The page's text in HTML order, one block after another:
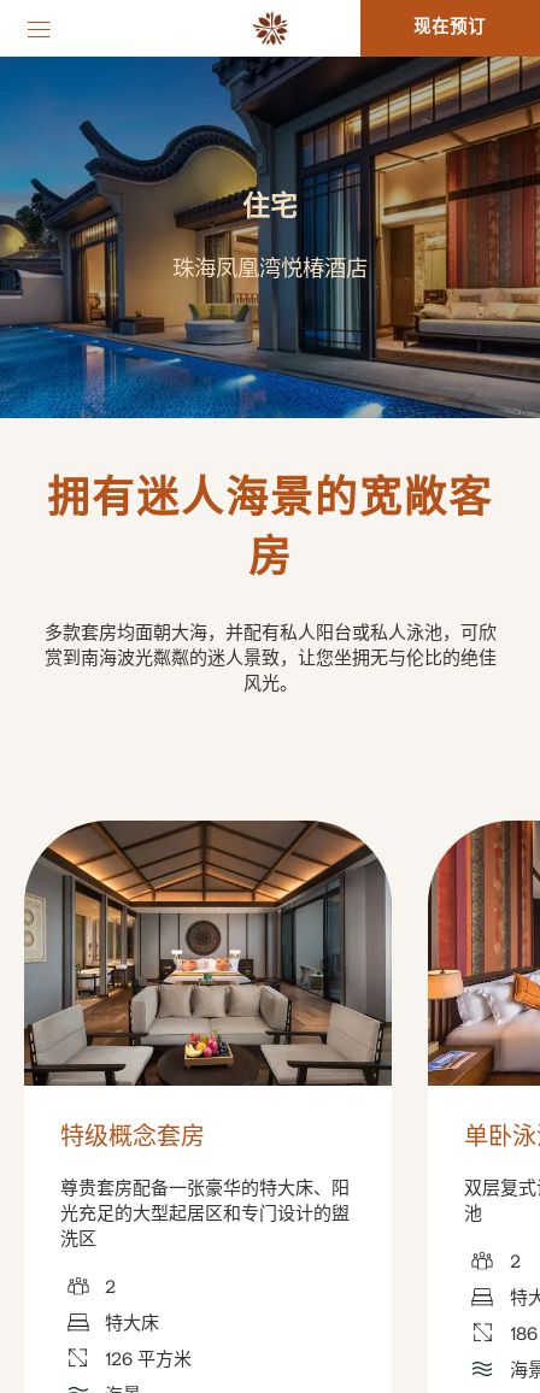
现在预订
住宅
珠海凤凰湾悦椿酒店
拥有迷人海景的宽敞客
房
多款套房均面朝大海，并配有私人阳台或私人泳池，可欣
赏到南海波光粼粼的迷人景致，让您坐拥无与伦比的绝佳
风光。
特级概念套房
尊贵套房配备一张豪华的特大床、阳
光充足的大型起居区和专门设计的盥
洗区
2
特大床
126 平方米
单卧
双层复
池
2
特
海